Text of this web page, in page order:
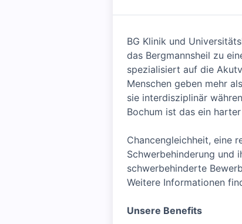
BG Klinik und
das Bergmannsheil zu
spezialisiert auf die
Menschen geben mehr
sie interdisziplinär
Bochum ist das ein
Chancengleichheit, eine
Schwerbehinderung und
schwerbehinderte
Weitere Informationen
Unsere Benefits